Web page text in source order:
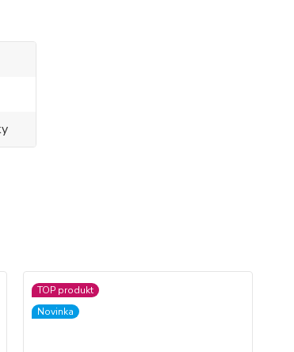
TOP produkt
Novinka